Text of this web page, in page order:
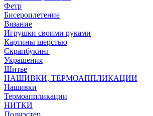
Фетр
Бисероплетение
Вязание
Игрушки своими руками
Картины шерстью
Скрапбукинг
Украшения
Шитье
НАШИВКИ, ТЕРМОАППЛИКАЦИИ
Нашивки
Термоаппликации
НИТКИ
Полиэстер